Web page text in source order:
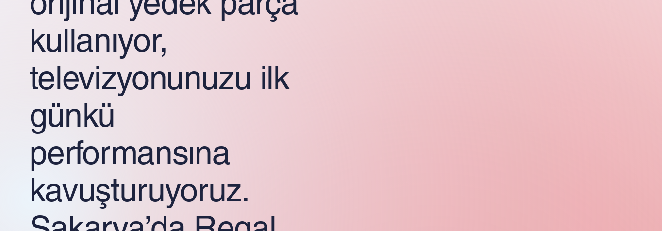
kullanıyor,
televizyonunuzu ilk
günkü
performansına
kavuşturuyoruz.